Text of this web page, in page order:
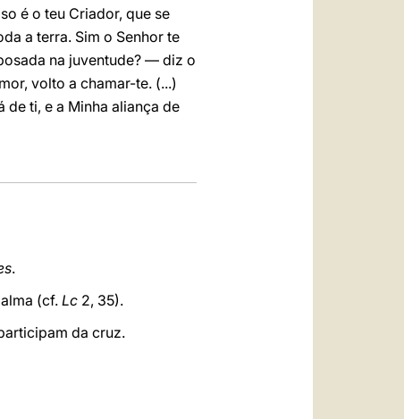
é o teu Criador, que se
a terra. Sim o Senhor te
na juventude? — diz o
volto a chamar-te. (...)
de ti, e a Minha aliança de
.
(cf.Lc 2, 35).
da cruz.